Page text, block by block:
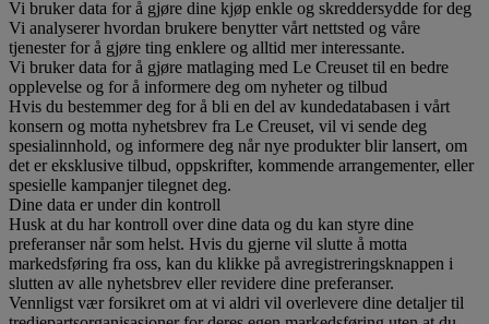
Vi bruker data for å gjøre dine kjøp enkle og skreddersydde for deg
Vi analyserer hvordan brukere benytter vårt nettsted og våre
tjenester for å gjøre ting enklere og alltid mer interessante.
Vi bruker data for å gjøre matlaging med Le Creuset til en bedre
opplevelse og for å informere deg om nyheter og tilbud
Hvis du bestemmer deg for å bli en del av kundedatabasen i vårt
konsern og motta nyhetsbrev fra Le Creuset, vil vi sende deg
spesialinnhold, og informere deg når nye produkter blir lansert, om
det er eksklusive tilbud, oppskrifter, kommende arrangementer, eller
spesielle kampanjer tilegnet deg.
Dine data er under din kontroll
Husk at du har kontroll over dine data og du kan styre dine
preferanser når som helst. Hvis du gjerne vil slutte å motta
markedsføring fra oss, kan du klikke på avregistreringsknappen i
slutten av alle nyhetsbrev eller revidere dine preferanser.
Vennligst vær forsikret om at vi aldri vil overlevere dine detaljer til